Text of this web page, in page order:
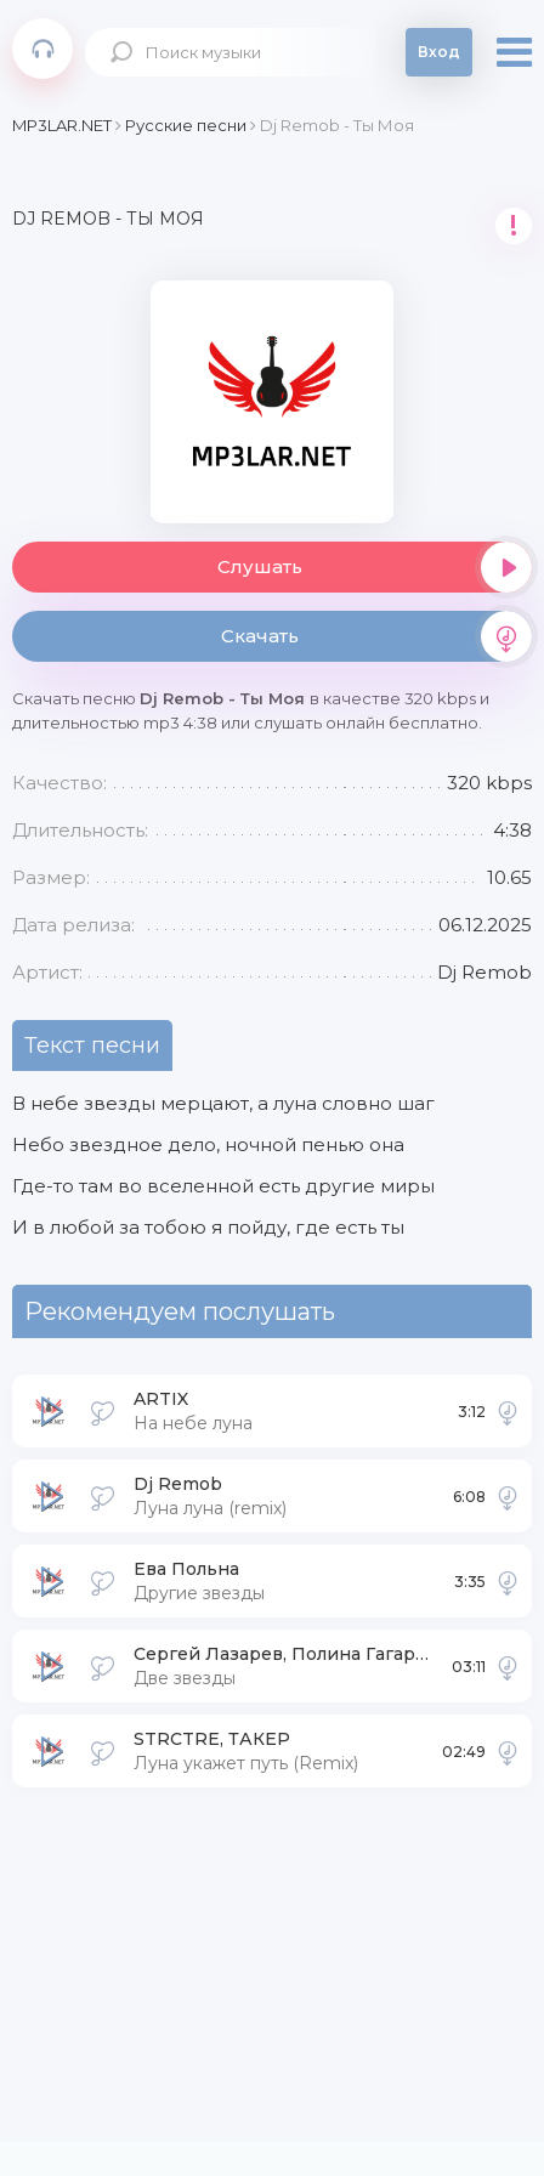
Вход
MP3LAR.NET Русские песни Dj Remob - Ты Моя
DJ REMOB - ТЫ МОЯ !
Слушать
Скачать
Скачать песню Dj Remob - Ты Моя в качестве 320 kbps и
длительностью mp3 4:38 или слушать онлайн бесплатно.
Качество: 320 kbps
Длительность: 4:38
Размер: 10.65
Дата релиза: 06.12.2025
Артист: Dj Remob
Текст песни
В небе звезды мерцают, а луна словно шаг
Небо звездное дело, ночной пенью она
Где-то там во вселенной есть другие миры
И в любой за тобою я пойду, где есть ты
Рекомендуем послушать
ARTIX
На небе луна
3:12
Dj Remob
Луна луна (remix)
6:08
Ева Польна
Другие звезды
3:35
Сергей Лазарев, Полина Гагарина
Две звезды
03:11
STRCTRE, ТАКЕР
Луна укажет путь (Remix)
02:49